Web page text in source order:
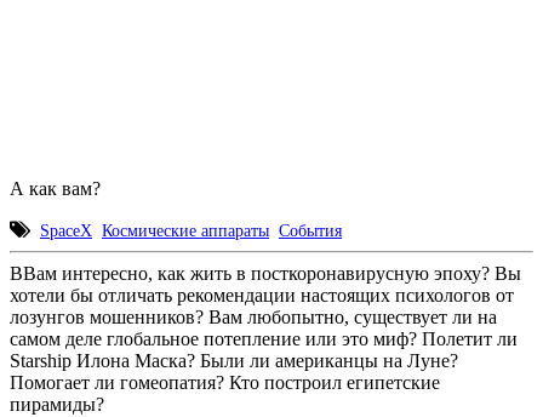
А как вам?
SpaceX Космические аппараты События
ВВам интересно, как жить в посткоронавирусную эпоху? Вы
хотели бы отличать рекомендации настоящих психологов от
лозунгов мошенников? Вам любопытно, существует ли на
самом деле глобальное потепление или это миф? Полетит ли
Starship Илона Маска? Были ли американцы на Луне?
Помогает ли гомеопатия? Кто построил египетские
пирамиды?